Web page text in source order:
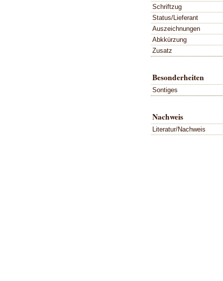
Schriftzug
Status/Lieferant
Auszeichnungen
Abkkürzung
Zusatz
Besonderheiten
Sontiges
Nachweis
Literatur/Nachweis